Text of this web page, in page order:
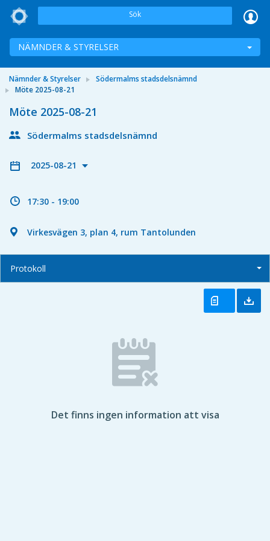
Sök
NÄMNDER & STYRELSER
Nämnder & Styrelser
Södermalms stadsdelsnämnd
Möte 2025-08-21
Möte 2025-08-21
Södermalms stadsdelsnämnd
2025-08-21
17:30 - 19:00
Virkesvägen 3, plan 4, rum Tantolunden
Protokoll
Det finns ingen information att visa